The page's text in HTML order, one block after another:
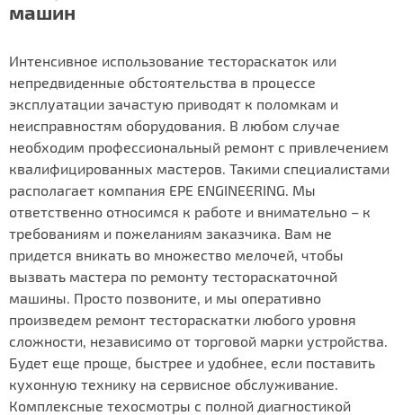
машин
Интенсивное использование тестораскаток или
непредвиденные обстоятельства в процессе
эксплуатации зачастую приводят к поломкам и
неисправностям оборудования. В любом случае
необходим профессиональный ремонт с привлечением
квалифицированных мастеров. Такими специалистами
располагает компания EPE ENGINEERING. Мы
ответственно относимся к работе и внимательно – к
требованиям и пожеланиям заказчика. Вам не
придется вникать во множество мелочей, чтобы
вызвать мастера по ремонту тестораскаточной
машины. Просто позвоните, и мы оперативно
произведем ремонт тестораскатки любого уровня
сложности, независимо от торговой марки устройства.
Будет еще проще, быстрее и удобнее, если поставить
кухонную технику на сервисное обслуживание.
Комплексные техосмотры с полной диагностикой